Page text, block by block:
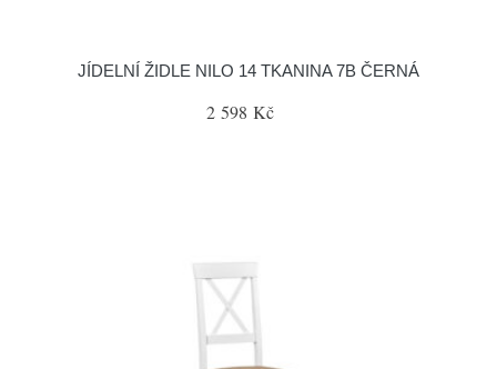
JÍDELNÍ ŽIDLE NILO 14 TKANINA 7B ČERNÁ
2 598 Kč